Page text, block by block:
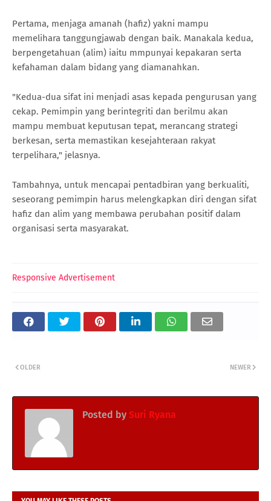
Pertama, menjaga amanah (hafiz) yakni mampu
memelihara tanggungjawab dengan baik. Manakala kedua,
berpengetahuan (alim) iaitu mmpunyai kepakaran serta
kefahaman dalam bidang yang diamanahkan.
"Kedua-dua sifat ini menjadi asas kepada pengurusan yang
cekap. Pemimpin yang berintegriti dan berilmu akan
mampu membuat keputusan tepat, merancang strategi
berkesan, serta memastikan kesejahteraan rakyat
terpelihara," jelasnya.
Tambahnya, untuk mencapai pentadbiran yang berkualiti,
seseorang pemimpin harus melengkapkan diri dengan sifat
hafiz dan alim yang membawa perubahan positif dalam
organisasi serta masyarakat.
Responsive Advertisement
NEWER
OLDER
Posted by Suri Ryana